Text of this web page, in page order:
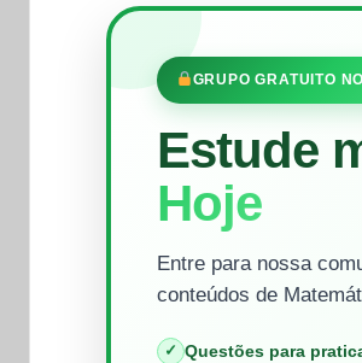
GRUPO GRATUITO
Estude
Hoje
Entre para nossa
conteúdos de
✓ Questões para